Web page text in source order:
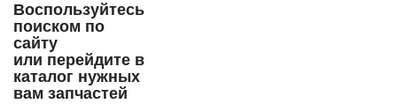
Воспользуйтесь
поиском по
сайту
или перейдите в
каталог нужных
вам запчастей